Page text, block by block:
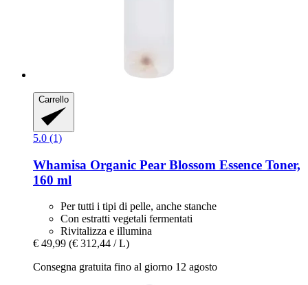
Carrello
5.0 (1)
Whamisa Organic Pear Blossom Essence Toner,
160 ml
Per tutti i tipi di pelle, anche stanche
Con estratti vegetali fermentati
Rivitalizza e illumina
€ 49,99 (€ 312,44 / L)
Consegna gratuita fino al giorno 12 agosto